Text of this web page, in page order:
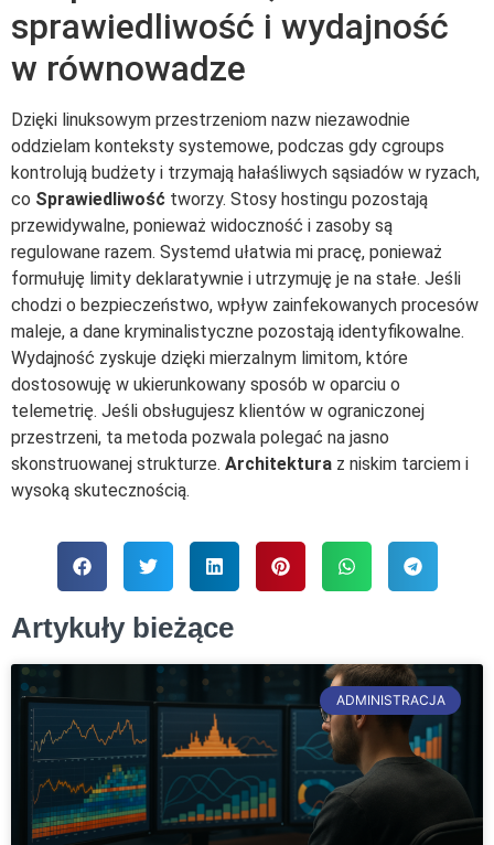
sprawiedliwość i wydajność
w równowadze
Dzięki linuksowym przestrzeniom nazw niezawodnie
oddzielam konteksty systemowe, podczas gdy cgroups
kontrolują budżety i trzymają hałaśliwych sąsiadów w ryzach,
co Sprawiedliwość tworzy. Stosy hostingu pozostają
przewidywalne, ponieważ widoczność i zasoby są
regulowane razem. Systemd ułatwia mi pracę, ponieważ
formułuję limity deklaratywnie i utrzymuję je na stałe. Jeśli
chodzi o bezpieczeństwo, wpływ zainfekowanych procesów
maleje, a dane kryminalistyczne pozostają identyfikowalne.
Wydajność zyskuje dzięki mierzalnym limitom, które
dostosowuję w ukierunkowany sposób w oparciu o
telemetrię. Jeśli obsługujesz klientów w ograniczonej
przestrzeni, ta metoda pozwala polegać na jasno
skonstruowanej strukturze. Architektura z niskim tarciem i
wysoką skutecznością.
Artykuły bieżące
ADMINISTRACJA